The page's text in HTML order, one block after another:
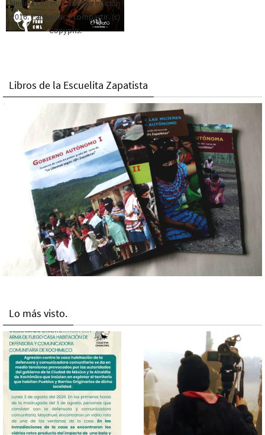
Medios Libres. Esta es la edición
2016. Para rolar y compartir. (c)
Copyplis.
Libros de la Escuelita Zapatista
Lo más visto.